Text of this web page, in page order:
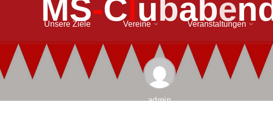
Unsere Ziele Vereine Veranstaltungen
M S-C ubaben
admin